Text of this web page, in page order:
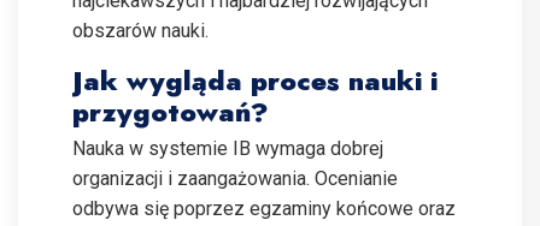
obszarów nauki.
Jak wygląda proces nauki i
przygotowań?
Nauka w systemie IB wymaga dobrej
organizacji i zaangażowania. Ocenianie
odbywa się poprzez egzaminy końcowe oraz